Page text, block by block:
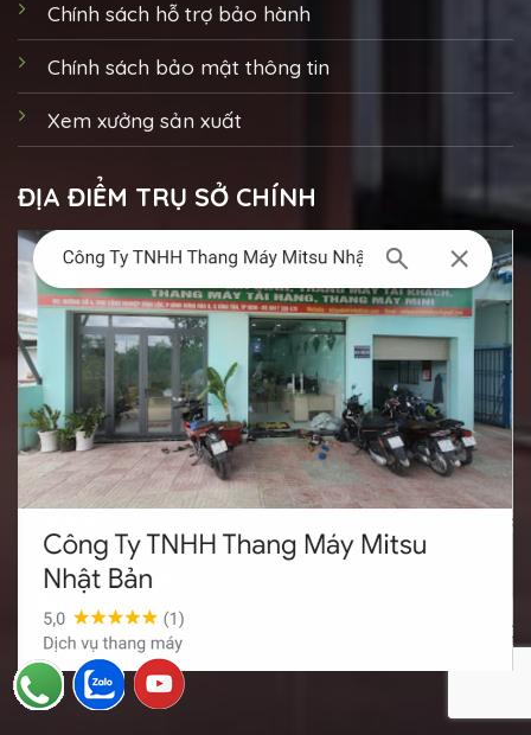
Chính sách hỗ trợ bảo hành
Chính sách bảo mật thông tin
Xem xưởng sản xuất
ĐỊA ĐIỂM TRỤ SỞ CHÍNH